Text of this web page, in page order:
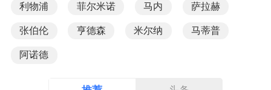
利物浦 菲尔米诺 马内 萨拉赫
张伯伦 亨德森 米尔纳 马蒂普
阿诺德